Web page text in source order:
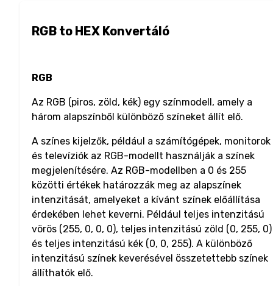
RGB to HEX Konvertáló
RGB
Az RGB (piros, zöld, kék) egy színmodell, amely a
három alapszínből különböző színeket állít elő.
A színes kijelzők, például a számítógépek, monitorok
és televíziók az RGB-modellt használják a színek
megjelenítésére. Az RGB-modellben a 0 és 255
közötti értékek határozzák meg az alapszínek
intenzitását, amelyeket a kívánt színek előállítása
érdekében lehet keverni. Például teljes intenzitású
vörös (255, 0, 0, 0), teljes intenzitású zöld (0, 255, 0)
és teljes intenzitású kék (0, 0, 255). A különböző
intenzitású színek keverésével összetettebb színek
állíthatók elő.